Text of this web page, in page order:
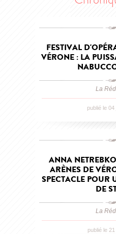
FESTIVAL
VÉRONE : LA
La
publié le 04
ANNA
ARÈNES DE
SPECTACLE POUR
DE
La
publié le